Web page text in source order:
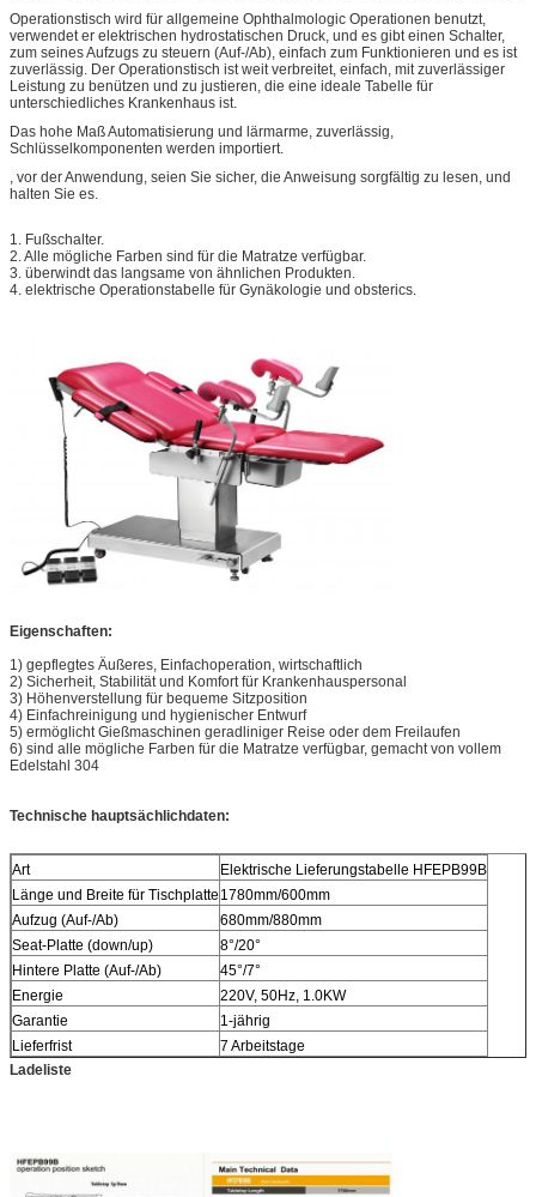
Operationstisch wird für allgemeine Ophthalmologic Operationen benutzt,
verwendet er elektrischen hydrostatischen Druck, und es gibt einen Schalter,
zum seines Aufzugs zu steuern (Auf-/Ab), einfach zum Funktionieren und es ist
zuverlässig. Der Operationstisch ist weit verbreitet, einfach, mit zuverlässiger
Leistung zu benützen und zu justieren, die eine ideale Tabelle für
unterschiedliches Krankenhaus ist.
Das hohe Maß Automatisierung und lärmarme, zuverlässig,
Schlüsselkomponenten werden importiert.
, vor der Anwendung, seien Sie sicher, die Anweisung sorgfältig zu lesen, und
halten Sie es.
1. Fußschalter.
2. Alle mögliche Farben sind für die Matratze verfügbar.
3. überwindt das langsame von ähnlichen Produkten.
4. elektrische Operationstabelle für Gynäkologie und obsterics.
Eigenschaften:
1) gepflegtes Äußeres, Einfachoperation, wirtschaftlich
2) Sicherheit, Stabilität und Komfort für Krankenhauspersonal
3) Höhenverstellung für bequeme Sitzposition
4) Einfachreinigung und hygienischer Entwurf
5) ermöglicht Gießmaschinen geradliniger Reise oder dem Freilaufen
6) sind alle mögliche Farben für die Matratze verfügbar, gemacht von vollem
Edelstahl 304
Technische hauptsächlichdaten:
Art
Elektrische Lieferungstabelle HFEPB99B
Länge und Breite für Tischplatte 1780mm/600mm
Aufzug (Auf-/Ab)
680mm/880mm
Seat-Platte (down/up)
8°/20°
Hintere Platte (Auf-/Ab)
45°/7°
Energie
220V, 50Hz, 1.0KW
Garantie
1-jährig
Lieferfrist
7 Arbeitstage
Ladeliste